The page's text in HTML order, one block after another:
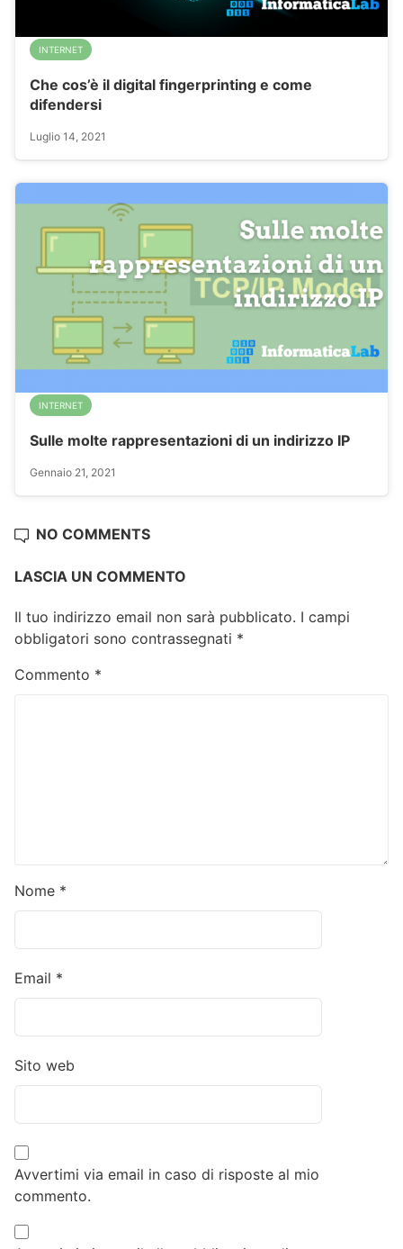
INTERNET
Che cos’è il digital fingerprinting e come
difendersi
Luglio 14, 2021
INTERNET
Sulle molte rappresentazioni di un indirizzo IP
Gennaio 21, 2021
NO COMMENTS
LASCIA UN COMMENTO
Il tuo indirizzo email non sarà pubblicato. I campi
obbligatori sono contrassegnati *
Commento *
Nome *
Email *
Sito web
Avvertimi via email in caso di risposte al mio
commento.